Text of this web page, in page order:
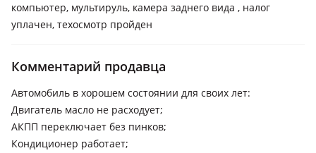
компьютер, мультируль, камера заднего вида , налог
уплачен, техосмотр пройден
Комментарий продавца
Автомобиль в хорошем состоянии для своих лет:
Двигатель масло не расходует;
АКПП переключает без пинков;
Кондиционер работает;